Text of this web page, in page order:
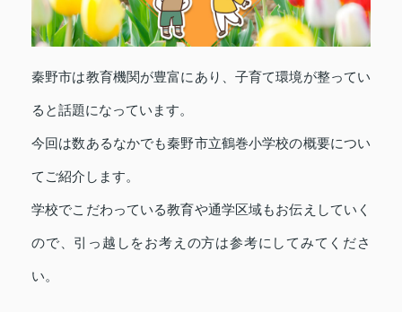
秦野市は教育機関が豊富にあり、子育て環境が整ってい
ると話題になっています。
今回は数あるなかでも秦野市立鶴巻小学校の概要につい
てご紹介します。
学校でこだわっている教育や通学区域もお伝えしていく
ので、引っ越しをお考えの方は参考にしてみてくださ
い。